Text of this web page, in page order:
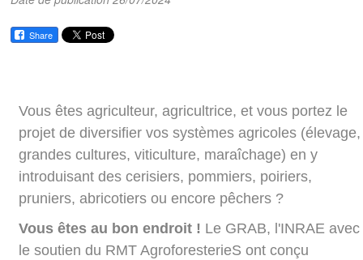
Share
Vous êtes agriculteur, agricultrice, et vous portez le
projet de diversifier vos systèmes agricoles (élevage,
grandes cultures, viticulture, maraîchage) en y
introduisant des cerisiers, pommiers, poiriers,
pruniers, abricotiers ou encore pêchers ?
Vous êtes au bon endroit ! Le GRAB, l'INRAE avec
le soutien du RMT AgroforesterieS ont conçu